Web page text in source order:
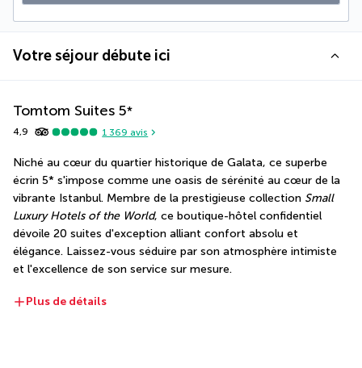
Votre séjour débute ici
Tomtom Suites 5*
4,9 1 369 avis
Niché au cœur du quartier historique de Galata, ce superbe
écrin 5* s'impose comme une oasis de sérénité au cœur de la
vibrante Istanbul. Membre de la prestigieuse collection Small
Luxury Hotels of the World, ce boutique-hôtel confidentiel
dévoile 20 suites d'exception alliant confort absolu et
élégance. Laissez-vous séduire par son atmosphère intimiste
et l'excellence de son service sur mesure.
Plus de détails